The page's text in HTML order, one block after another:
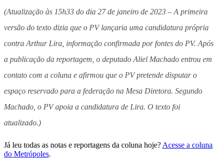
(Atualização às 15h33 do dia 27 de janeiro de 2023 – A primeira
versão do texto dizia que o PV lançaria uma candidatura própria
contra Arthur Lira, informação confirmada por fontes do PV. Após
a publicação da reportagem, o deputado Aliel Machado entrou em
contato com a coluna e afirmou que o PV pretende disputar o
espaço reservado para a federação na Mesa Diretora. Segundo
Machado, o PV apoia a candidatura de Lira. O texto foi
atualizado.)
Já leu todas as notas e reportagens da coluna hoje? Acesse a coluna
do Metrópoles.